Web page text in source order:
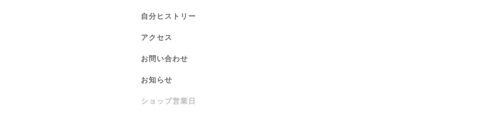
自分ヒストリー
アクセス
お問い合わせ
お知らせ
ショップ営業日